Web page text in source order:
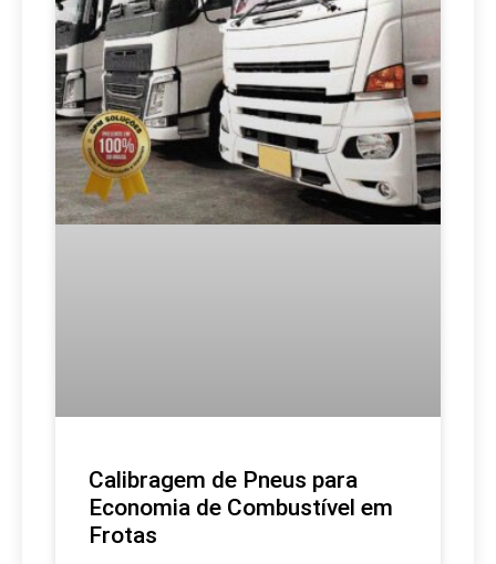
Calibragem de Pneus para
Economia de Combustível em
Frotas